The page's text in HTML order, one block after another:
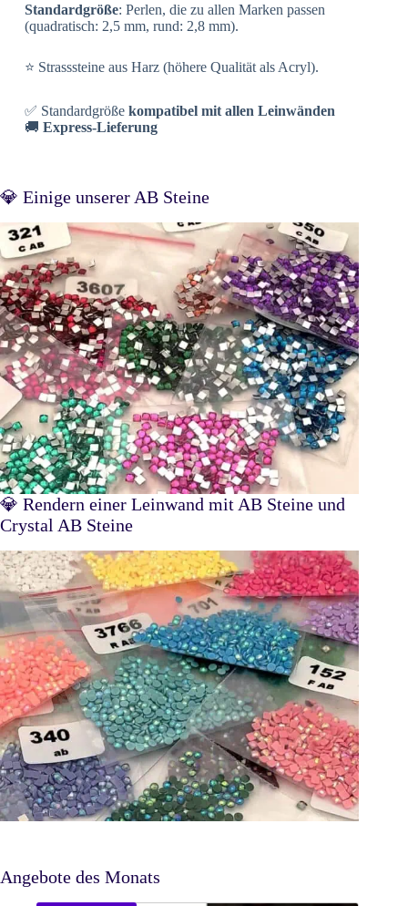
Standardgröße: Perlen, die zu allen Marken passen
(quadratisch: 2,5 mm, rund: 2,8 mm).
⭐ Strasssteine aus Harz (höhere Qualität als Acryl).
✅ Standardgröße kompatibel mit allen Leinwänden
🚚 Express-Lieferung
💎 Einige unserer AB Steine
💎 Rendern einer Leinwand mit AB Steine und
Crystal AB Steine
Angebote des Monats